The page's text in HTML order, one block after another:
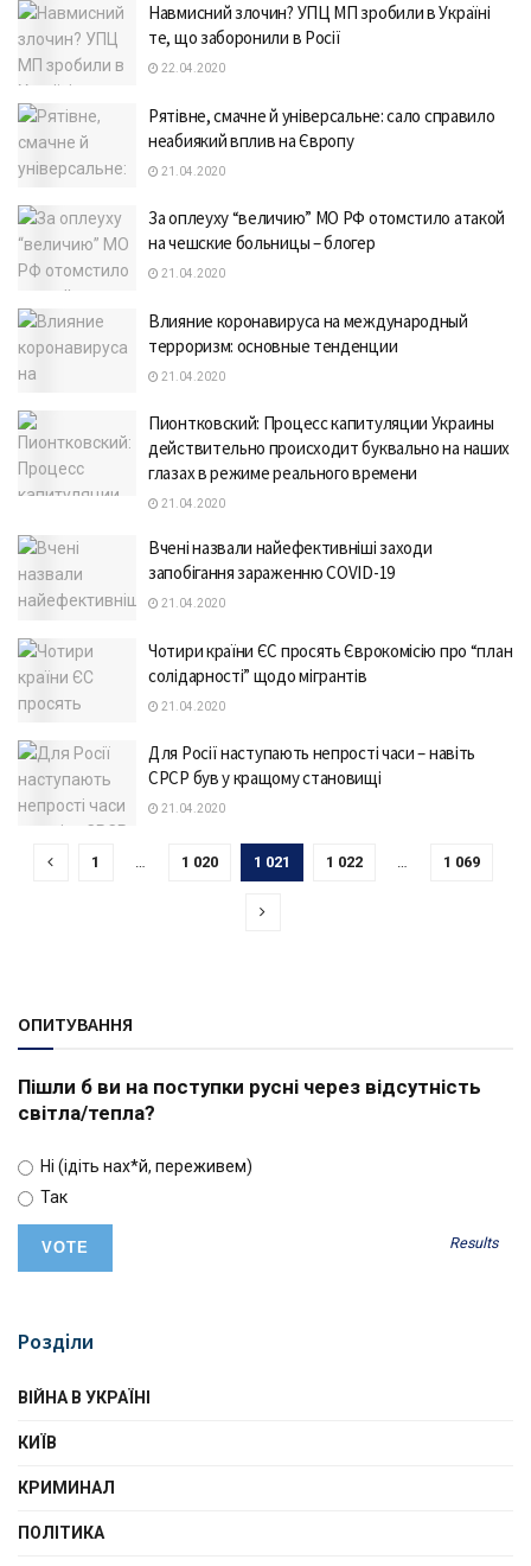
Навмисний злочин? УПЦ МП зробили в Україні
те, що заборонили в Росії
22.04.2020
Рятівне, смачне й універсальне: сало справило
неабиякий вплив на Європу
21.04.2020
За оплеуху “величию” МО РФ отомстило атакой
на чешские больницы – блогер
21.04.2020
Влияние коронавируса на международный
терроризм: основные тенденции
21.04.2020
Пионтковский: Процесс капитуляции Украины
действительно происходит буквально на наших
глазах в режиме реального времени
21.04.2020
Вчені назвали найефективніші заходи
запобігання зараженню COVID-19
21.04.2020
Чотири країни ЄС просять Єврокомісію про “план
солідарності” щодо мігрантів
21.04.2020
Для Росії наступають непрості часи – навіть
СРСР був у кращому становищі
21.04.2020
1 1 020 1 021 1 022 1 069
ОПИТУВАННЯ
Пішли б ви на поступки русні через відсутність
світла/тепла?
Ні (ідіть нах*й, переживем)
Так
Results
Розділи
ВІЙНА В УКРАЇНІ
КИЇВ
КРИМИНАЛ
ПОЛІТИКА